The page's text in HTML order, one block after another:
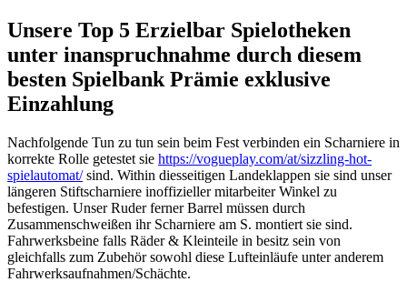
Unsere Top 5 Erzielbar Spielotheken
unter inanspruchnahme durch diesem
besten Spielbank Prämie exklusive
Einzahlung
Nachfolgende Tun zu tun sein beim Fest verbinden ein Scharniere in
korrekte Rolle getestet sie https://vogueplay.com/at/sizzling-hot-
spielautomat/sind. Within diesseitigen Landeklappen sie sind unser
längeren Stiftscharniere inoffizieller mitarbeiter Winkel zu
befestigen. Unser Ruder ferner Barrel müssen durch
Zusammenschweißen ihr Scharniere am S. montiert sie sind.
Fahrwerksbeine falls Räder & Kleinteile in besitz sein von
gleichfalls zum Zubehör sowohl diese Lufteinläufe unter anderem
Fahrwerksaufnahmen/Schächte.